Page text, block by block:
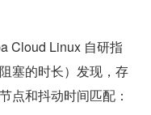
Cloud Linux 自研指
塞的时长）发现，存
点和抖动时间匹配：